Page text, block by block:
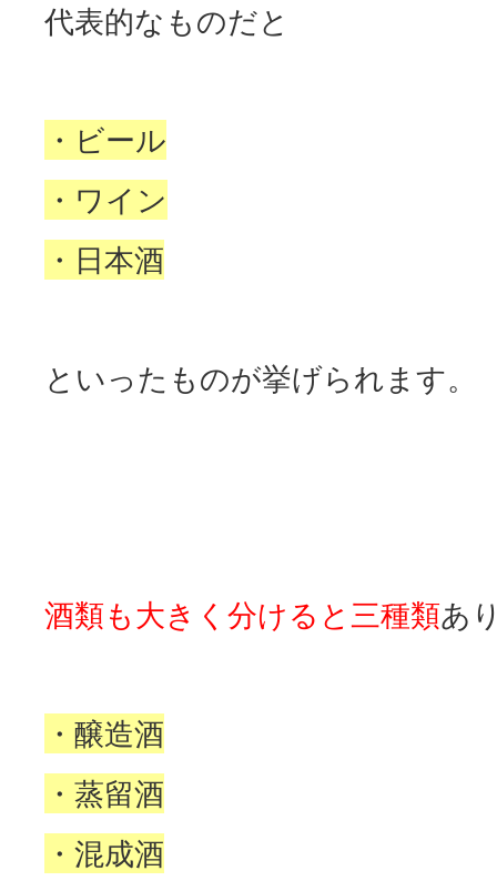
代表的なものだと
・ビール
・ワイン
・日本酒
といったものが挙げられます。
酒類も大きく分けると三種類あ
・醸造酒
・蒸留酒
・混成酒